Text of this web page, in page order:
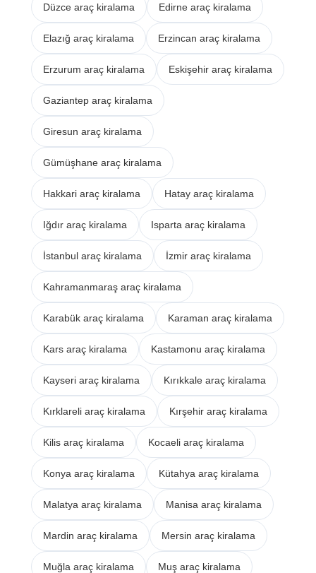
Düzce araç kiralama Edirne araç kiralama
Elazığ araç kiralama Erzincan araç kiralama
Erzurum araç kiralama Eskişehir araç kiralama
Gaziantep araç kiralama
Giresun araç kiralama
Gümüşhane araç kiralama
Hakkari araç kiralama Hatay araç kiralama
Iğdır araç kiralama Isparta araç kiralama
İstanbul araç kiralama İzmir araç kiralama
Kahramanmaraş araç kiralama
Karabük araç kiralama Karaman araç kiralama
Kars araç kiralama Kastamonu araç kiralama
Kayseri araç kiralama Kırıkkale araç kiralama
Kırklareli araç kiralama Kırşehir araç kiralama
Kilis araç kiralama Kocaeli araç kiralama
Konya araç kiralama Kütahya araç kiralama
Malatya araç kiralama Manisa araç kiralama
Mardin araç kiralama Mersin araç kiralama
Muğla araç kiralama Muş araç kiralama